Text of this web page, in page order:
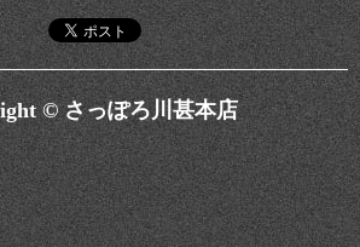
© さっぽろ川甚本店